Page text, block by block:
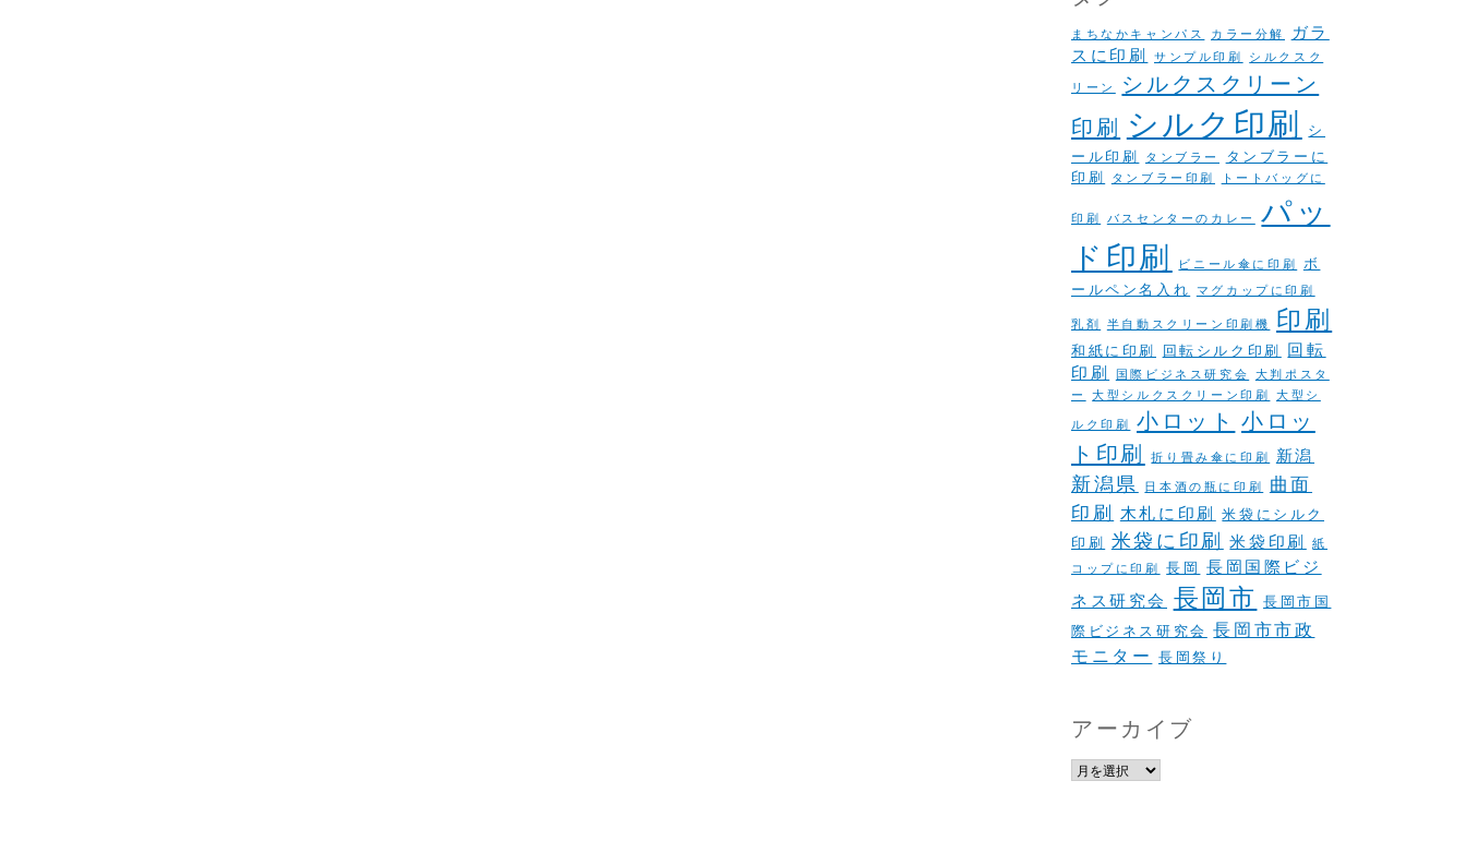
まちなかキャンパス カラー分解
ガラ
スに印刷
サンプル印刷
シルクスク
リーン
シルクスクリーン
印刷 シルク印刷
シ
ール印刷
タンブラー
タンブラーに
印刷
タンブラー印刷 トートバッグに
印刷 バスセンターのカレー
パッ
ド印刷
ビニール傘に印刷
ボ
ールペン名入れ マグカップに印刷
乳剤 半自動スクリーン印刷機 印刷
和紙に印刷 回転シルク印刷 回転
印刷
国際ビジネス研究会 大判ポスタ
ー
大型シルクスクリーン印刷
大型シ
ルク印刷
小ロット 小ロッ
ト印刷
折り畳み傘に印刷 新潟
新潟県 日本酒の瓶に印刷
曲面
印刷 木札に印刷 米袋にシルク
印刷 米袋に印刷 米袋印刷
紙
コップに印刷
長岡 長岡国際ビジ
ネス研究会 長岡市 長岡市国
際ビジネス研究会 長岡市市政
モニター 長岡祭り
アーカイブ
ア